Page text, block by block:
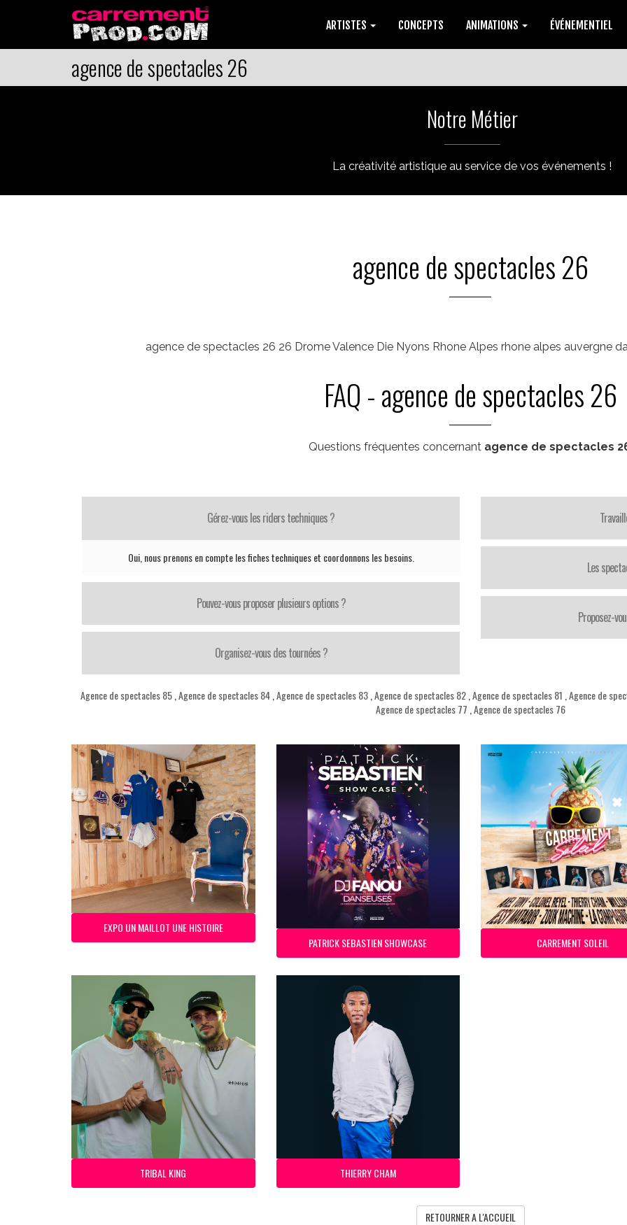
ARTISTES CONCEPTS ANIMATIONS ÉVÉNEMENTIEL
agence de spectacles 26
Notre Métier
La créativité artistique au service de vos événements !
agence de spectacles 26
agence de spectacles 26 26 Drome Valence Die Nyons Rhone Alpes rhone alpes auvergne
FAQ - agence de spectacles 26
Questions fréquentes concernant agence de spectacles
Gérez-vous les riders techniques ?
Oui, nous prenons en compte les fiches techniques et coordonnons les besoins.
Pouvez-vous proposer plusieurs options ?
Organisez-vous des tournées ?
Les
Proposez-
Agence de spectacles 85, Agence de spectacles 84, Agence de spectacles 83, Agence de spectacles 82, Agence de spectacles 81 Agence de
Agence de spectacles 77 Agence de spectacles 76
EXPO UN MAILLOT UNE HISTOIRE
PATRICK SEBASTIEN SHOWCASE
CARREMENT SOLEIL
TRIBAL KING THIERRY CHAM
RETOURNER A L'ACCUEIL